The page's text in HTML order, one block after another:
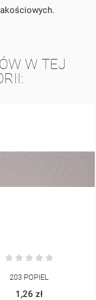
W TEJ
210 BEŻOWY KRONO
1,37 zł